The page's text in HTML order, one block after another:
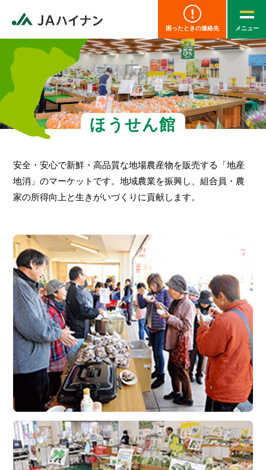
困ったときの連絡先
ほうせん館
安全・安心で新鮮・高品質な地場農産物を販売する「地産
地消」のマーケットです。地域農業を振興し、組合員・農
家の所得向上と生きがいづくりに貢献します。